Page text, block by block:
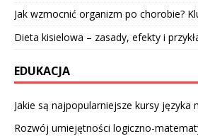
Jak wzmocnić organizm po chorobie?
Dieta kisielowa – zasady, efekty i
EDUKACJA
Jakie są najpopularniejsze kursy języka
Rozwój umiejętności logiczno-